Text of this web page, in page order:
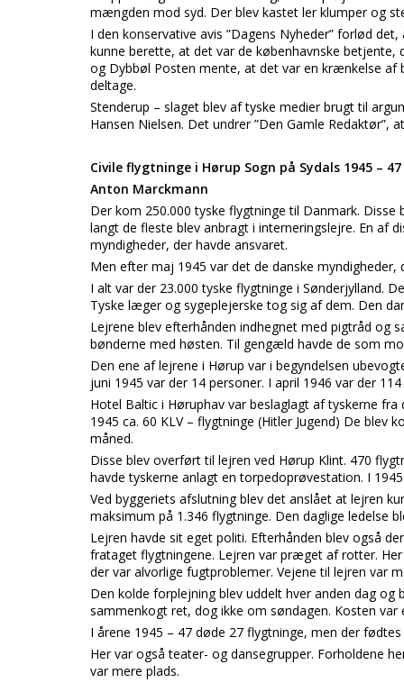
mængden mod syd. Der blev kastet ler klumper og
I den konservative avis ”Dagens Nyheder” forlød
kunne berette, at det var de københavnske betjente,
og Dybbøl Posten mente, at det var en krænkelse
deltage.
Stenderup – slaget blev af tyske medier brugt til
Hansen Nielsen. Det undrer ”Den Gamle Redaktør”,
Civile flygtninge i Hørup Sogn på Sydals 1945 – 47
Anton Marckmann
Der kom 250.000 tyske flygtninge til Danmark.
langt de fleste blev anbragt i interneringslejre. En af
myndigheder, der havde ansvaret.
Men efter maj 1945 var det de danske
I alt var der 23.000 tyske flygtninge i Sønderjylland.
Tyske læger og sygeplejerske tog sig af dem. Den
Lejrene blev efterhånden indhegnet med pigtråd og
bønderne med høsten. Til gengæld havde de som
Den ene af lejrene i Hørup var i begyndelsen
juni 1945 var der 14 personer. I april 1946 var der
Hotel Baltic i Høruphav var beslaglagt af tyskerne
1945 ca. 60 KLV – flygtninge (Hitler Jugend) De
måned.
Disse blev overført til lejren ved Hørup Klint. 470
havde tyskerne anlagt en torpedoprøvestation. I
Ved byggeriets afslutning blev det anslået at lejren
maksimum på 1.346 flygtninge. Den daglige ledelse
Lejren havde sit eget politi. Efterhånden blev også
frataget flygtningene. Lejren var præget af rotter.
der var alvorlige fugtproblemer. Vejene til lejren var
Den kolde forplejning blev uddelt hver anden dag
sammenkogt ret, dog ikke om søndagen. Kosten
I årene 1945 – 47 døde 27 flygtninge, men der
Her var også teater- og dansegrupper. Forholdene
var mere plads.